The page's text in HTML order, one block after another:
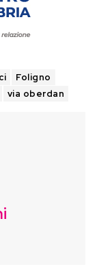
Foligno
via oberdan